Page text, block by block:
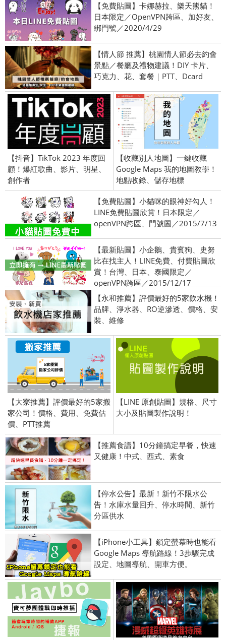
【免費貼圖】卡娜赫拉、樂天熊貓！
日本限定／OpenVPN跨區、加好友、
綁門號／2020/4/29
【情人節 推薦】桃園情人節必去約會
景點／餐廳及禮物建議！DIY 卡片、
巧克力、花、套餐｜PTT、Dcard
【抖音】TikTok 2023 年度回
顧！爆紅歌曲、影片、明星、
創作者
【收藏別人地圖】一鍵收藏
Google Maps 我的地圖教學！
地點收錄、儲存地標
【免費貼圖】小貓咪的眼神好勾人！
LINE免費貼圖欣賞！日本限定／
openVPN跨區、門號圖／2015/7/13
【最新貼圖】小企鵝、貴賓狗、史努
比在找主人！LINE免費、付費貼圖欣
賞！台灣、日本、泰國限定／
openVPN跨區／2015/12/17
【永和推薦】評價最好的5家飲水機！
品牌、淨水器、RO逆滲透、價格、安
裝、維修
【大寮推薦】評價最好的5家搬
家公司！價格、費用、免費估
價、PTT推薦
【LINE 原創貼圖】規格、尺寸
大小及貼圖製作說明！
【推薦食譜】10分鐘搞定早餐，快速
又健康！中式、西式、素食
【停水公告】最新！新竹不限水公
告！水庫水量回升、停水時間、新竹
分區供水
【iPhone小工具】鎖定螢幕時也能看
Google Maps 導航路線！3步驟完成
設定、地圖導航、開車方便。